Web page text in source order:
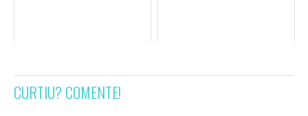
CURTIU? COMENTE!